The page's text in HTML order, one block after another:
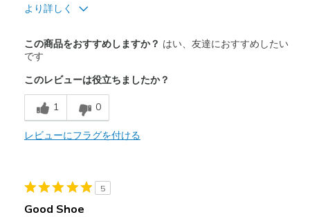
より詳しく
Attractive Design
Breathe Well
Durable
Stylish
Casual Wear
Going Out
この商品をおすすめしますか？ はい、友達におすすめしたい
です
このレビューは役立ちましたか？
1 0
レビューにフラグを付ける
5
Good Shoe